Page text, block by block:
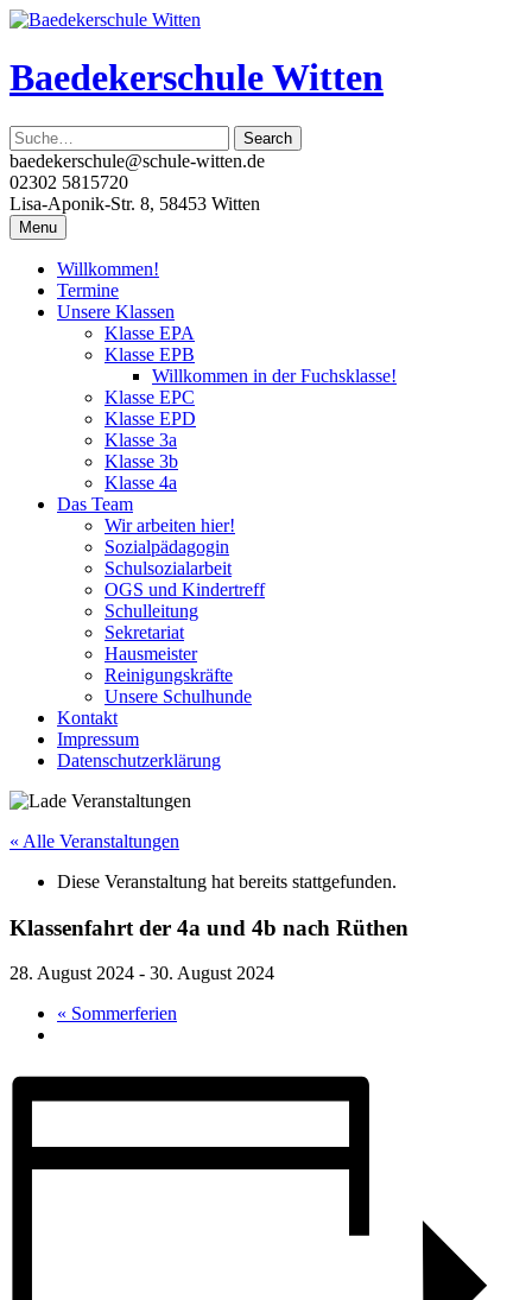
Skip
content
Baedekerschule Witten
baedekerschule@schule-witten.de
02302 5815720
Lisa-Aponik-Str. 8, 58453 Witten
Menu
Willkommen!
Termine
Unsere Klassen
Klasse EPA
Klasse EPB
Willkommen in der Fuchsklasse!
Klasse EPC
Klasse EPD
Klasse 3a
Klasse 3b
Klasse 4a
Das Team
Wir arbeiten hier!
Sozialpädagogin
Schulsozialarbeit
OGS und Kindertreff
Schulleitung
Sekretariat
Hausmeister
Reinigungskräfte
Unsere Schulhunde
Kontakt
Impressum
Datenschutzerklärung
« Alle Veranstaltungen
Diese Veranstaltung hat bereits stattgefunden.
Klassenfahrt der 4a und 4b nach Rüthen
28. August 2024 - 30. August 2024
« Sommerferien